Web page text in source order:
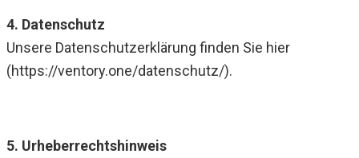
4. Datenschutz
Unsere Datenschutzerklärung finden Sie hier
(https://ventory.one/datenschutz/).
5. Urheberrechtshinweis